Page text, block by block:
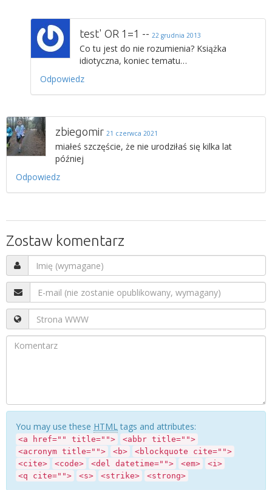
test' OR 1=1 -- 22 grudnia 2013
Co tu jest do nie rozumienia? Książka
idiotyczna, koniec tematu…
Odpowiedz
zbiegomir 21 czerwca 2021
miałeś szczęście, że nie urodziłaś się kilka lat
później
Odpowiedz
Zostaw komentarz
You may use these HTMLtags and attributes:
<a href="" title="">
<abbr title="">
<acronym title="">
<b>
<blockquote cite="">
<cite>
<code> <del datetime=""> <em>
<i>
<q cite="">
<s> <strike> <strong>